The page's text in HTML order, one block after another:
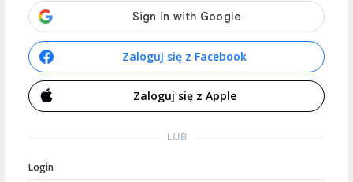
Zaloguj się z Facebook
Zaloguj się z Apple
LUB
Login